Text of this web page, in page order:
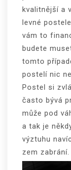
kvalitnější a
levné
vám to
budete
tomto
postelí nic
Postel si
často bývá
může pod
a tak je
výztuhu
zem zabrání.